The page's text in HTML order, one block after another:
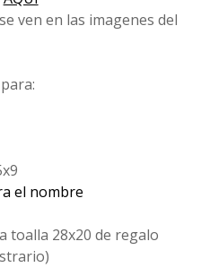
ven en las imagenes del
el nombre
toalla 28x20 de regalo